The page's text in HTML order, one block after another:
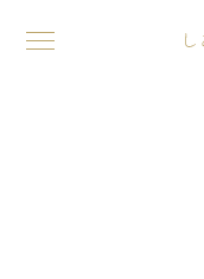
toggle
navigation